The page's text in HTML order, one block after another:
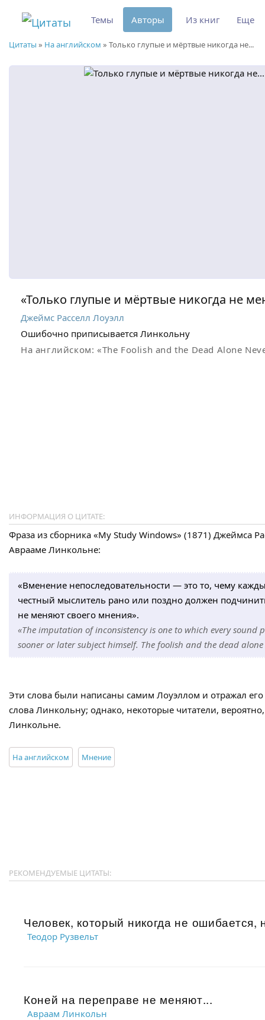
Цитаты » На английском » Только глупые и мёртвые никогда не...
«Только глупые и мёртвые никогда не
Джеймс Расселл Лоуэлл
Ошибочно приписывается Линкольну
На английском: «The Foolish and the Dead Alone
ИНФОРМАЦИЯ О ЦИТАТЕ:
Фраза из сборника «My Study Windows» (1871) Джеймса
Аврааме Линкольне:
«Вменение непоследовательности — это то, чему
честный мыслитель рано или поздно должен
не меняют своего мнения».
«The imputation of inconsistency is one to which every
sooner or later subject himself. The foolish and the dead
Эти слова были написаны самим Лоуэллом и отражал
слова Линкольну; однако, некоторые читатели,
Линкольне.
На английском Мнение
РЕКОМЕНДУЕМЫЕ ЦИТАТЫ:
Человек, который никогда не ошибается,
Теодор Рузвельт
Коней на переправе не меняют...
Авраам Линкольн
Темы Авторы Из книг Еще